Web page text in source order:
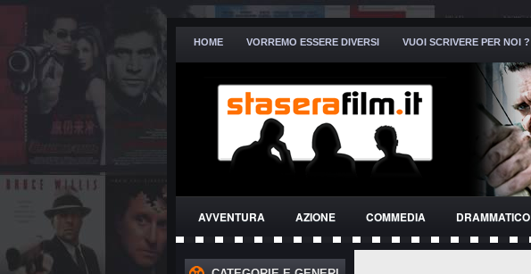
HOME VORREMO ESSERE DIVERSI VUOI SCRIVERE PER NOI ?
AVVENTURA AZIONE COMMEDIA DRAMMATICO
THRILLER